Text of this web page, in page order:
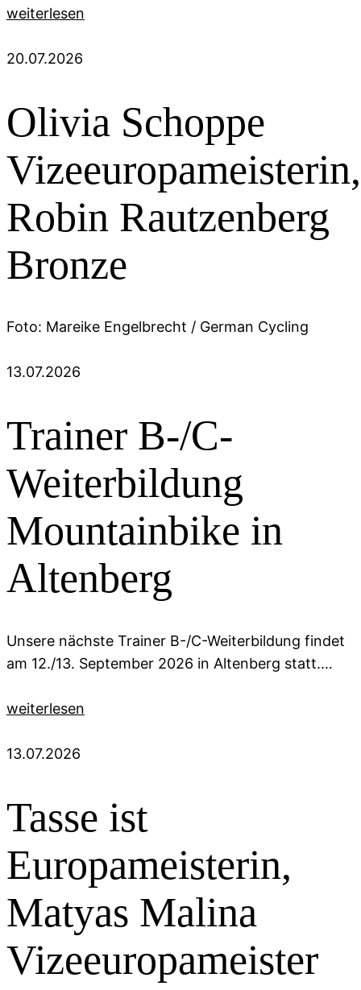
weiterlesen
20.07.2026
Olivia Schoppe
Vizeeuropameisterin,
Robin Rautzenberg
Bronze
Foto: Mareike Engelbrecht / German Cycling
13.07.2026
Trainer B-/C-
Weiterbildung
Mountainbike in
Altenberg
Unsere nächste Trainer B-/C-Weiterbildung findet
am 12./13. September 2026 in Altenberg statt.…
weiterlesen
13.07.2026
Tasse ist
Europameisterin,
Matyas Malina
Vizeeuropameister